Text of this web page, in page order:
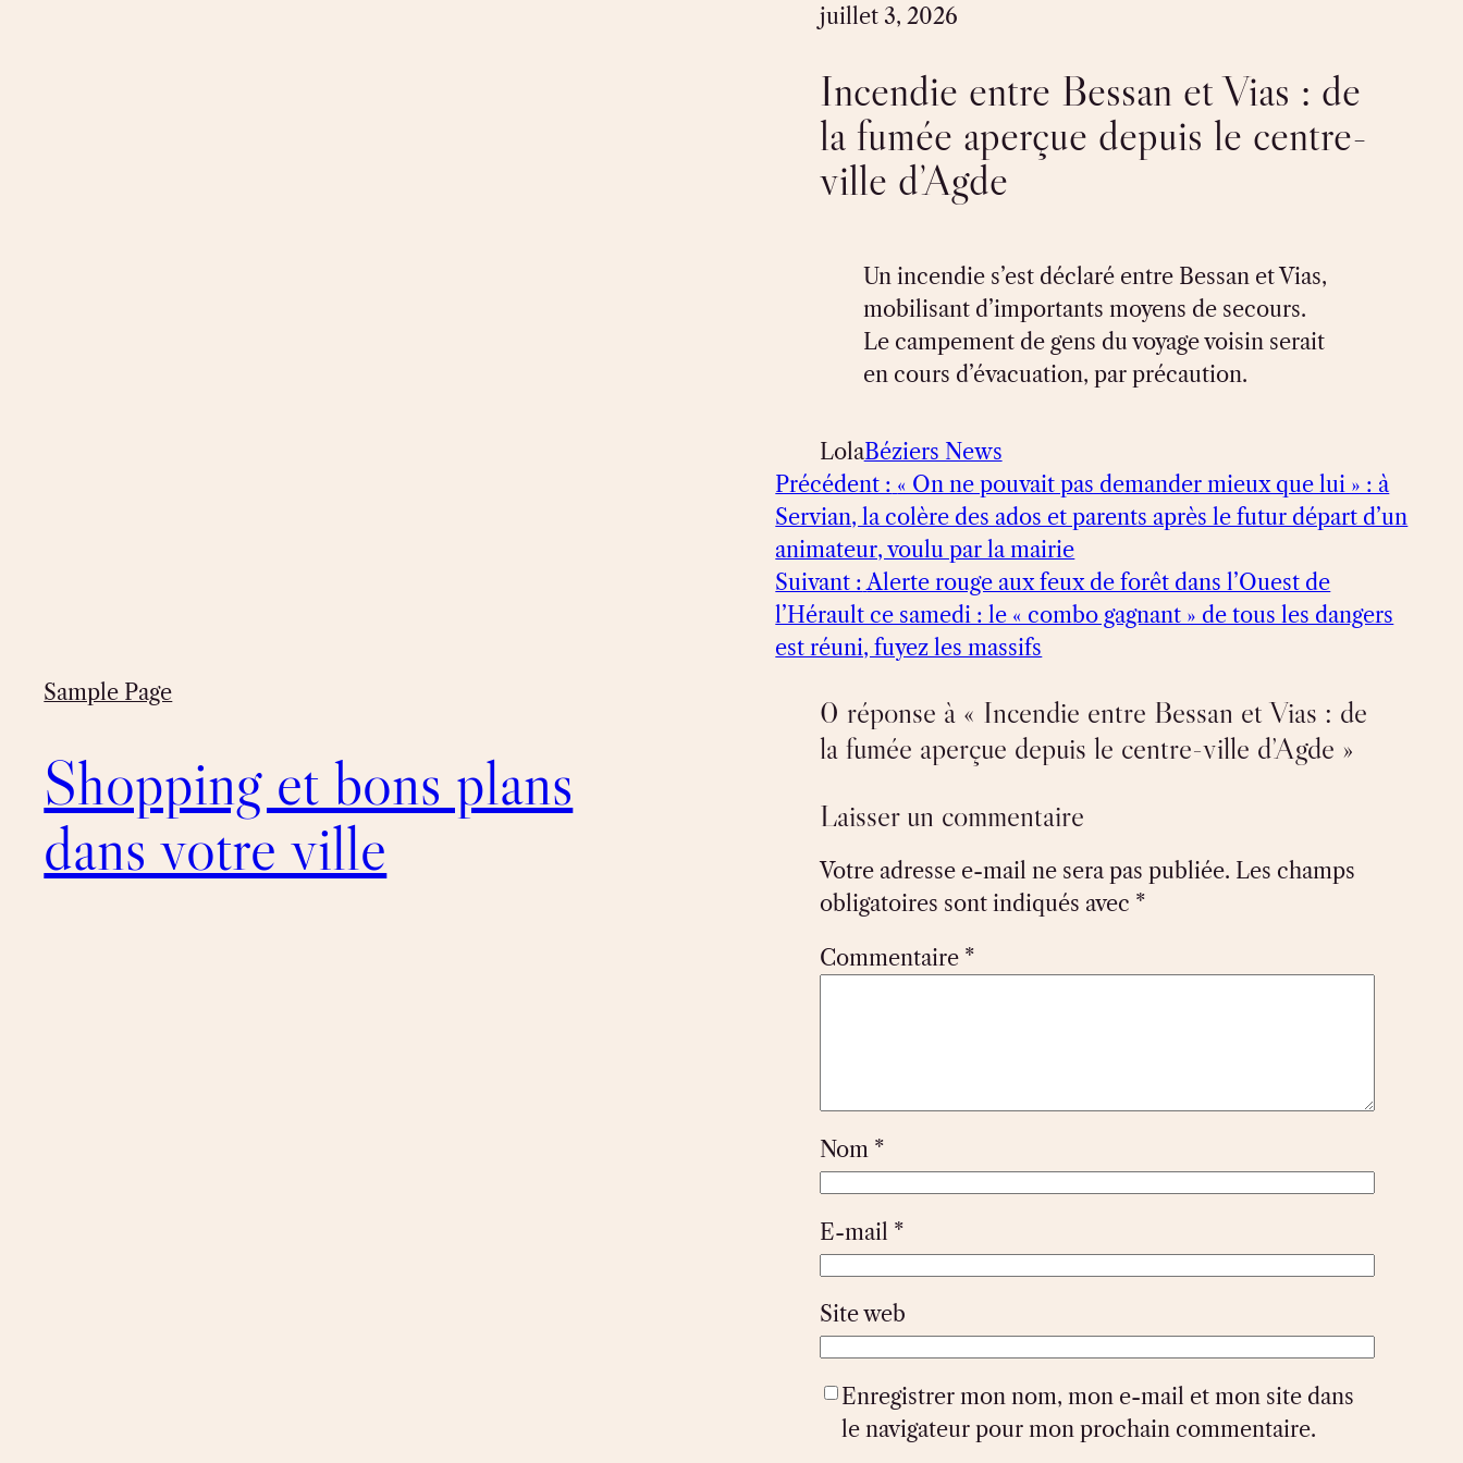
Sample Page
Shopping et bons plans
dans votre ville
juillet 3, 2026
Incendie entre Bessan et Vias : de
la fumée aperçue depuis le centre-
ville d’Agde
Un incendie s’est déclaré entre Bessan et Vias,
mobilisant d’importants moyens de secours.
Le campement de gens du voyage voisin serait
en cours d’évacuation, par précaution.
LolaBéziers News
Précédent : « On ne pouvait pas demander mieux que lui » : à
Servian, la colère des ados et parents après le futur départ d’un
animateur, voulu par la mairie
Suivant : Alerte rouge aux feux de forêt dans l’Ouest de
l’Hérault ce samedi : le « combo gagnant » de tous les dangers
est réuni, fuyez les massifs
0 réponse à « Incendie entre Bessan et Vias : de
la fumée aperçue depuis le centre-ville d’Agde »
Laisser un commentaire
Votre adresse e-mail ne sera pas publiée. Les champs
obligatoires sont indiqués avec *
Commentaire *
Nom *
E-mail *
Site web
Enregistrer mon nom, mon e-mail et mon site dans
le navigateur pour mon prochain commentaire.